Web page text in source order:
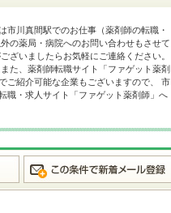
市川真間駅でのお仕事（薬剤師の転職・
の薬局・病院へのお問い合わせもさせて
ざいましたらお気軽にご連絡ください。
た、薬剤師転職サイト「ファゲット薬剤
ご紹介可能な企業もございますので、 市
職・求人サイト「ファゲット薬剤師」へ